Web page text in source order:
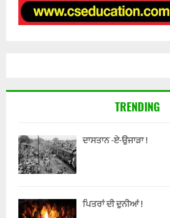
TRENDING
ਦਾਸਤਾਨ -ਏ-ਉਜਾੜਾ !
ਪਿਤਰਾਂ ਦੀ ਦੁਨੀਆਂ !